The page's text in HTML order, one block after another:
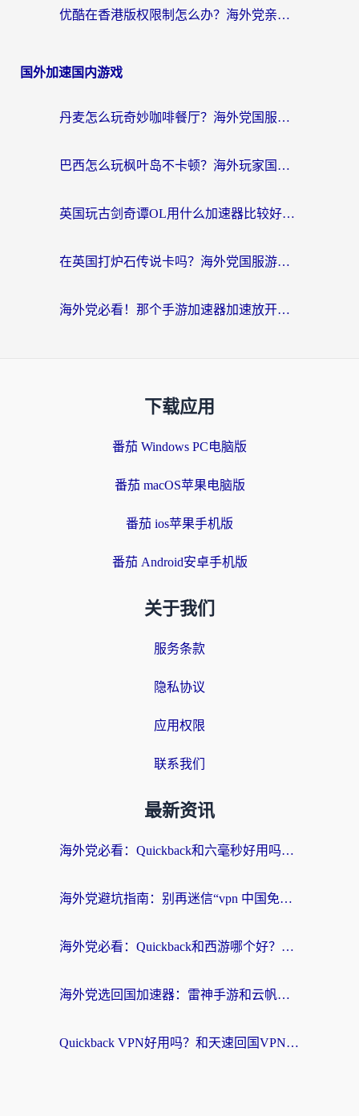
优酷在香港版权限制怎么办？海外党亲测有效的追剧加速方案
国外加速国内游戏
丹麦怎么玩奇妙咖啡餐厅？海外党国服游戏加速全攻略（附灌篮高手元气骑士实测）
巴西怎么玩枫叶岛不卡顿？海外玩家国服游戏加速器终极指南（含战双野兽领主提速秘籍）
英国玩古剑奇谭OL用什么加速器比较好？留学生亲测有效的国服游戏加速指南
在英国打炉石传说卡吗？海外党国服游戏不卡顿的终极指南
海外党必看！那个手游加速器加速放开那三国3最好？一篇解决国服游戏卡顿难题
下载应用
番茄 Windows PC电脑版
番茄 macOS苹果电脑版
番茄 ios苹果手机版
番茄 Android安卓手机版
关于我们
服务条款
隐私协议
应用权限
联系我们
最新资讯
海外党必看：Quickback和六毫秒好用吗？3步选对回国加速器，无缝刷国内剧玩游戏
海外党避坑指南：别再迷信“vpn 中国免费”，选对回国加速器才能无缝刷国内资源
海外党必看：Quickback和西游哪个好？3个维度教你选对回国加速器
海外党选回国加速器：雷神手游和云帆哪个好？附3组对比+避坑指南
Quickback VPN好用吗？和天速回国VPN对比哪个回国效果更好？海外党必看的真实体验指南